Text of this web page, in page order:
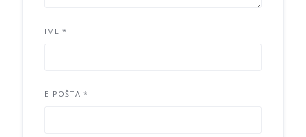
IME *
E-POŠTA *